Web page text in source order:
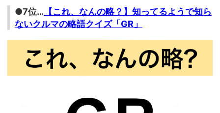
●7位… 【これ、なんの略？】知ってるようで知ら
ないクルマの略語クイズ「GR」